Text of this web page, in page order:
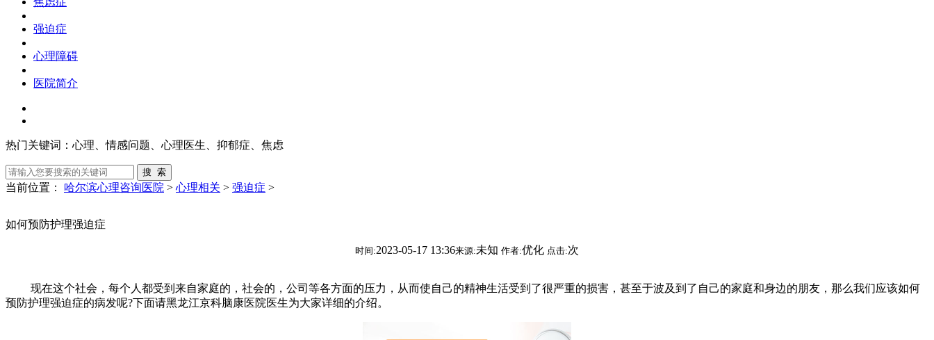
强迫症
心理障碍
医院简介
热门关键词： 心理、情感问题、心理医生、抑郁症、焦虑
当前位置： 哈尔滨心理咨询医院 > 心理相关 > 强迫症 >
如何预防护理强迫症
时间:2023-05-17 13:36来源:未知 作者:优化 点击:次
现在这个社会，每个人都受到来自家庭的，社会的，公司等各方面的压力，从而使自己的精神生活受到了很严重的损害，甚至于波及到了自己的家庭和身边的朋友，那么我们应该如何
预防护理强迫症的病发呢?下面请黑龙江京科脑康医院医生为大家详细的介绍。